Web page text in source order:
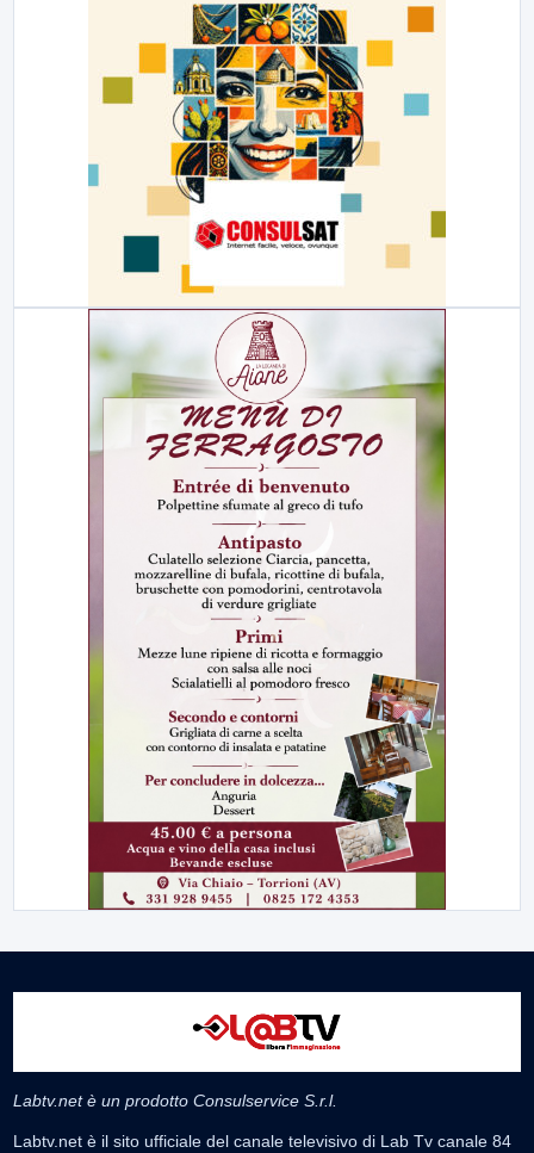
Labtv.net è un prodotto Consulservice S.r.l.
Labtv.net è il sito ufficiale del canale televisivo di Lab Tv canale 84